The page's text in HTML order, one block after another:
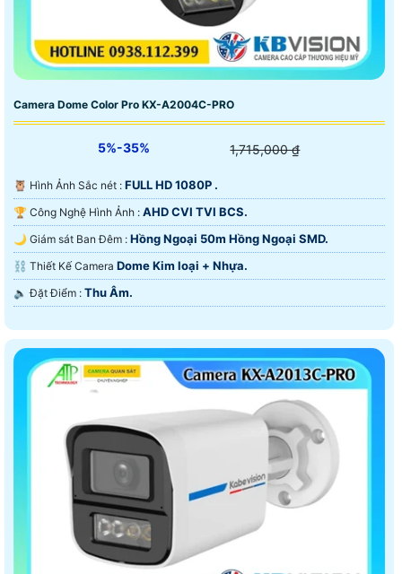
Camera Dome Color Pro KX-A2004C-PRO
5%-35% 1,715,000 ₫
🦉 Hình Ảnh Sắc nét : FULL HD 1080P .
🏆 Công Nghệ Hình Ảnh : AHD CVI TVI BCS.
🌙 Giám sát Ban Đêm : Hồng Ngoại 50m Hồng Ngoại SMD.
⛓ Thiết Kế Camera Dome Kim loại + Nhựa.
️🔈 Đặt Điểm : Thu Âm.